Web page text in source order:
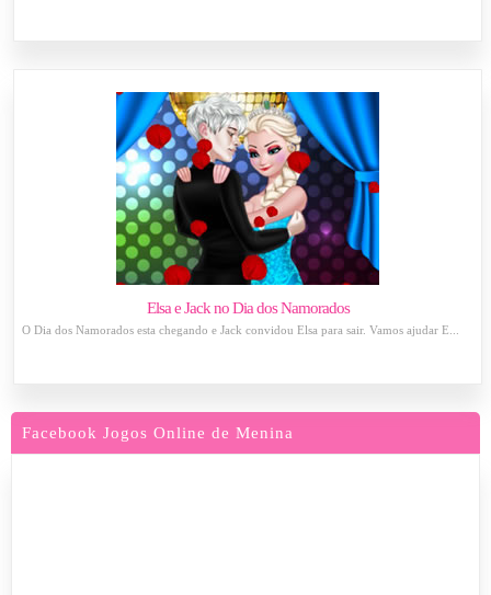
Elsa e Jack no Dia dos Namorados
O Dia dos Namorados esta chegando e Jack convidou Elsa para sair. Vamos ajudar E...
Facebook Jogos Online de Menina